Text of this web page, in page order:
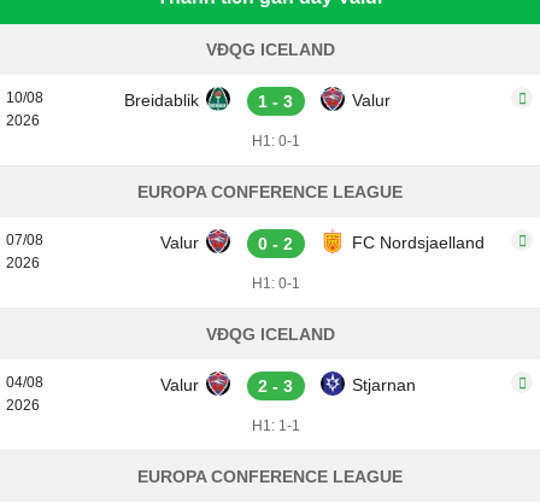
VĐQG ICELAND
10/08
2026
Breidablik 1 - 3 Valur
H1: 0-1
EUROPA CONFERENCE LEAGUE
07/08
2026
Valur 0 - 2 FC Nordsjaelland
H1: 0-1
VĐQG ICELAND
04/08
2026
Valur 2 - 3 Stjarnan
H1: 1-1
EUROPA CONFERENCE LEAGUE